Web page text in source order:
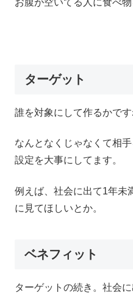
お腹が空いてる人に食べ物
ターゲット
誰を対象にして作るかです
なんとなくじゃなくて相
設定を大事にしてます。
例えば、社会に出て1年未
に見てほしいとか。
ベネフィット
ターゲットの続き。社会